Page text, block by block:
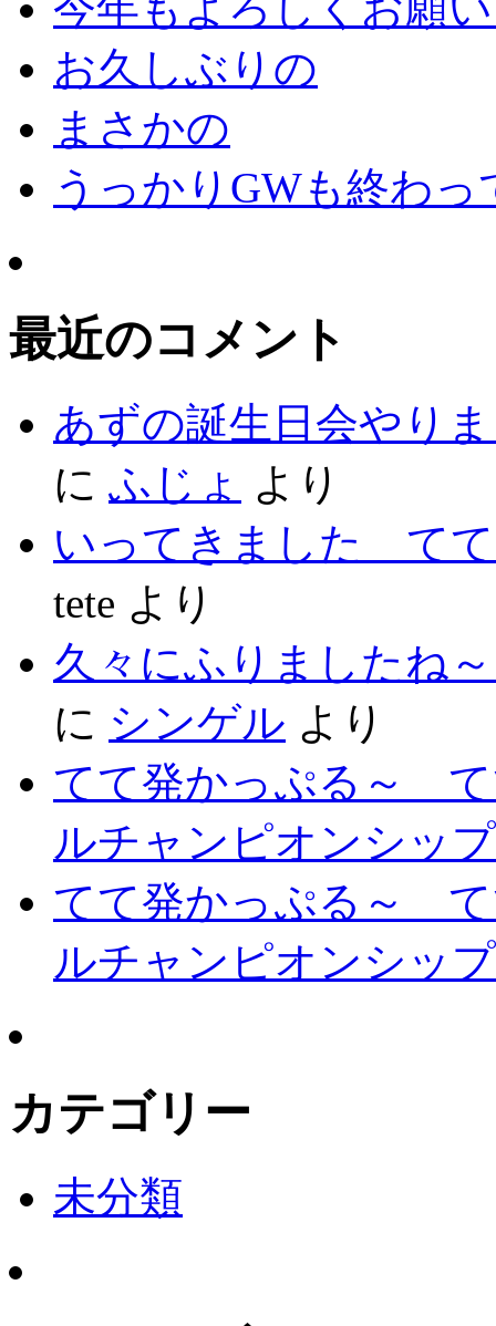
お久しぶりの
まさかの
うっかりGWも終わ
最近のコメント
あずの誕生日会や
に ふじょ
より
いってきました て
tete より
久々にふりました
に シンゲル より
てて発かっぷる～
ルチャンピオンシッ
てて発かっぷる～
ルチャンピオンシップ
カテゴリー
未分類